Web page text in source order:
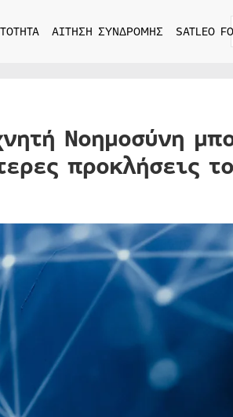
ΑΙΤΗΣΗ ΣΥΝΔΡΟΜΗΣ SATLEO
Νοημοσύνη
προκλήσεις